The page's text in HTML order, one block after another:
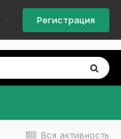
Регистрация
Вся активность